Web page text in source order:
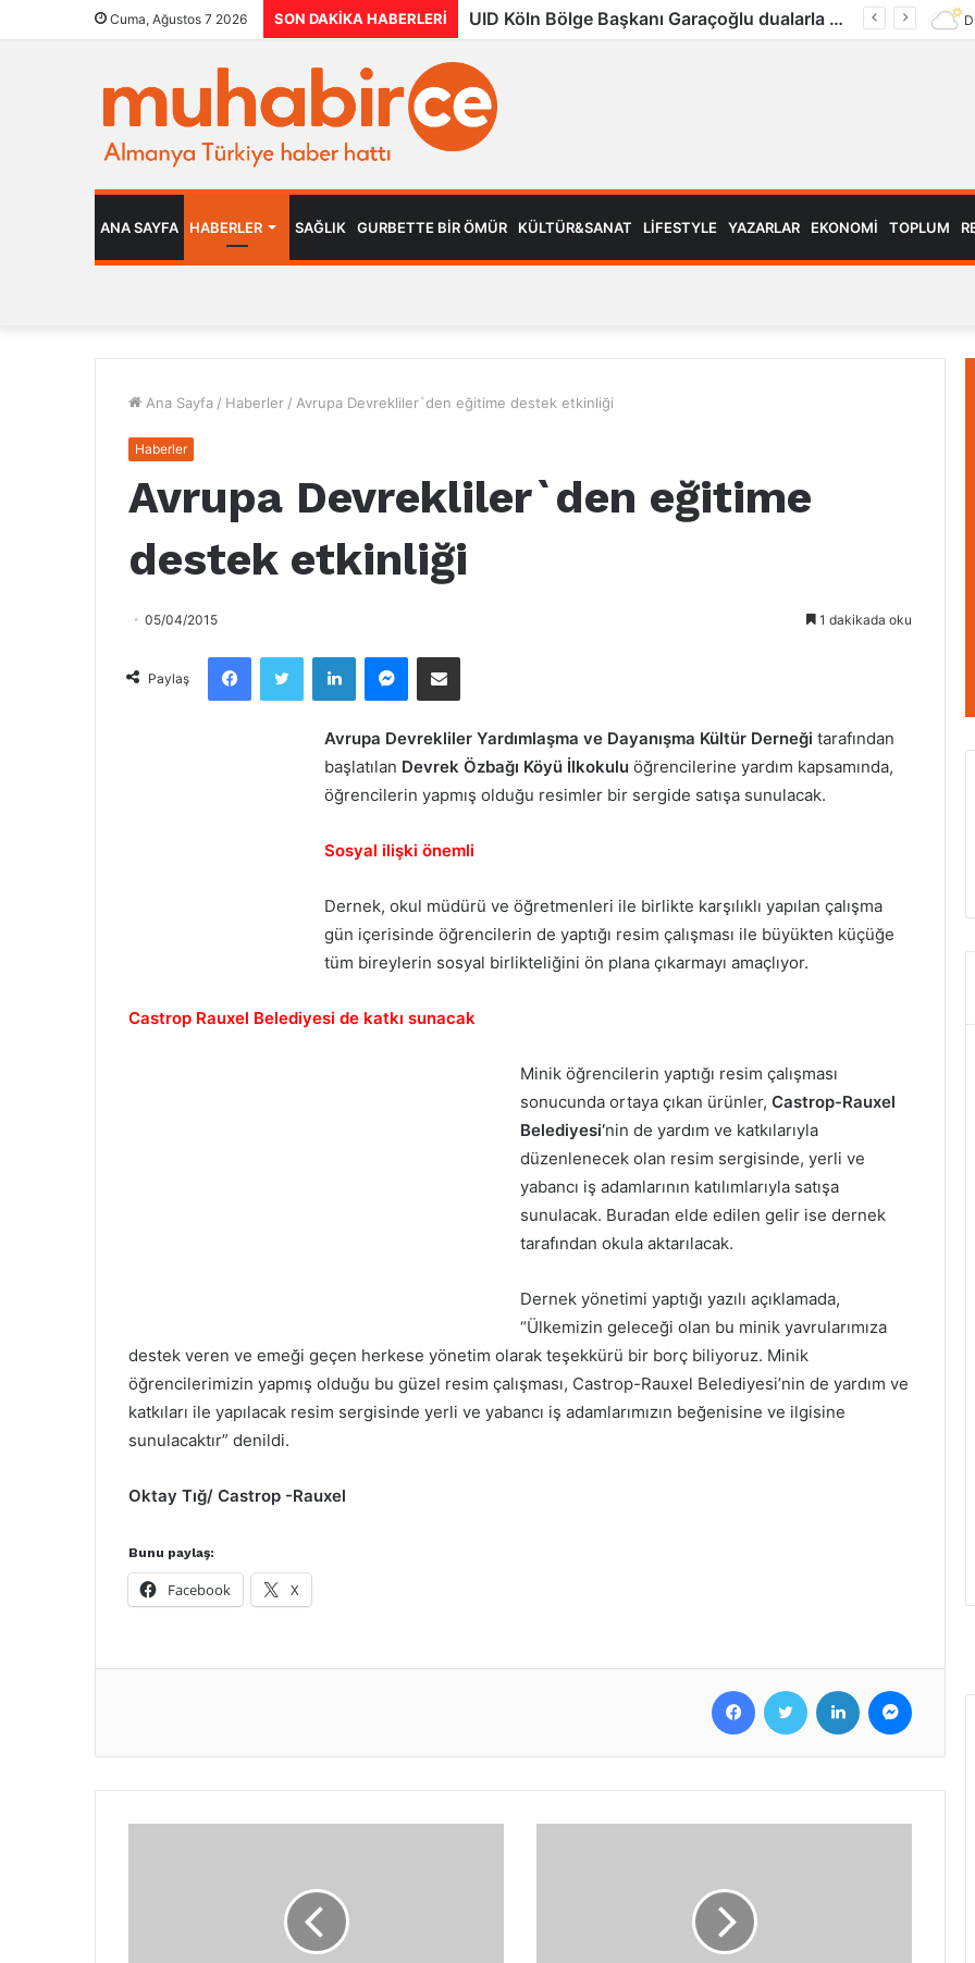
Cuma, Ağustos 7 2026 SON DAKIKA HABERLERI UID Köln Bölge Başkanı Garaçoğlu dualarla son yolculuğuna uğurlandı
ANA SAYFA HABERLER SAĞLIK GURBETTE BIR ÖMÜR KÜLTÜR&SANAT LIFESTYLE YAZARLAR EKONOMI TOPLUM
Ana Sayfa / Haberler / Avrupa Devrekliler`den eğitime destek etkinliği
Haberler
Avrupa Devrekliler`den eğitime
destek etkinliği
05/04/2015 1 dakikada oku
Paylaş
Avrupa Devrekliler Yardımlaşma ve Dayanışma Kültür Derneği tarafından
başlatılan Devrek Özbağı Köyü İlkokulu öğrencilerine yardım kapsamında,
öğrencilerin yapmış olduğu resimler bir sergide satışa sunulacak.
Sosyal ilişki önemli
Dernek, okul müdürü ve öğretmenleri ile birlikte karşılıklı yapılan çalışma
gün içerisinde öğrencilerin de yaptığı resim çalışması ile büyükten küçüğe
tüm bireylerin sosyal birlikteliğini ön plana çıkarmayı amaçlıyor.
Castrop Rauxel Belediyesi de katkı sunacak
Minik öğrencilerin yaptığı resim çalışması
sonucunda ortaya çıkan ürünler, Castrop-Rauxel
Belediyesi’nin de yardım ve katkılarıyla
düzenlenecek olan resim sergisinde, yerli ve
yabancı iş adamlarının katılımlarıyla satışa
sunulacak. Buradan elde edilen gelir ise dernek
tarafından okula aktarılacak.
Dernek yönetimi yaptığı yazılı açıklamada,
“Ülkemizin geleceği olan bu minik yavrularımıza
destek veren ve emeği geçen herkese yönetim olarak teşekkürü bir borç biliyoruz. Minik
öğrencilerimizin yapmış olduğu bu güzel resim çalışması, Castrop-Rauxel Belediyesi’nin de yardım ve
katkıları ile yapılacak resim sergisinde yerli ve yabancı iş adamlarımızın beğenisine ve ilgisine
sunulacaktır” denildi.
Oktay Tığ/ Castrop -Rauxel
Bunu paylaş:
Facebook X